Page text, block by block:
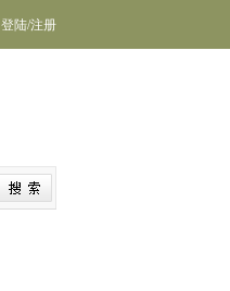
登陆/注册